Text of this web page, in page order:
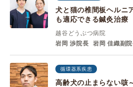
犬と猫の椎間板ヘルニ
も適応できる鍼灸治療
越谷どうぶつ病院
岩岡 渉院長
岩岡 佳織副
循環器系疾患
高齢犬の止まらない咳